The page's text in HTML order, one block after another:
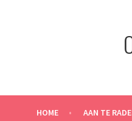
HOME AAN TE